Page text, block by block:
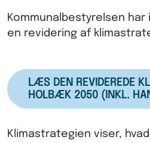
Kommunalbestyrelsen har
en revidering af
LÆS DEN REVIDEREDE
HOLBÆK 2050 (INKL.
Klimastrategien viser,